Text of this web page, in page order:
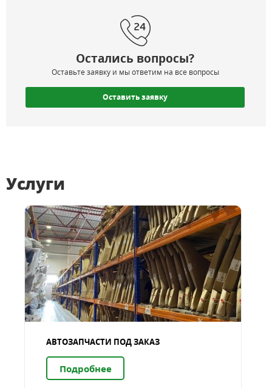
Остались вопросы?
Оставьте заявку и мы ответим на все вопросы
Оставить заявку
Услуги
АВТОЗАПЧАСТИ ПОД ЗАКАЗ
Подробнее